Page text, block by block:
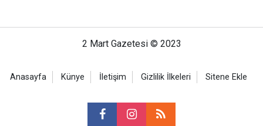
2 Mart Gazetesi © 2023
Anasayfa Künye İletişim Gizlilik İlkeleri Sitene Ekle